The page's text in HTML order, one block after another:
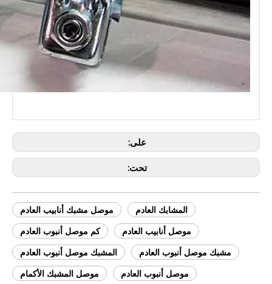
على:
تحت:
موصل مشبك أنابيب العادم
المشابك العادم
كم موصل أنبوب العادم
موصل أنابيب العادم
المشبك موصل أنبوب العادم
مشبك موصل أنبوب العادم
موصل المشبك الأكمام
موصل أنبوب العادم